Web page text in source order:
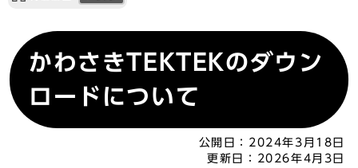
かわさきTEKTEKのダウン
ロードについて
公開日： 2024年3月18日
更新日：
2026年4月3日